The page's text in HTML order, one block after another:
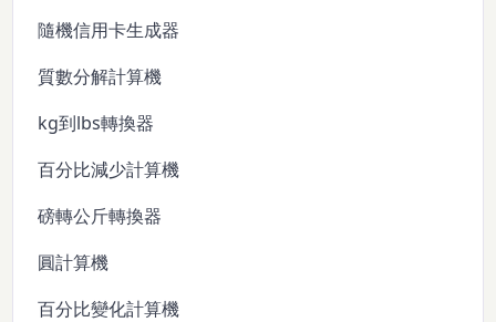
隨機信用卡生成器
質數分解計算機
kg到lbs轉換器
百分比減少計算機
磅轉公斤轉換器
圓計算機
百分比變化計算機